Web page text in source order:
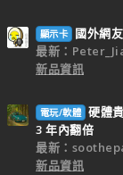
顯示卡
國外網
最新：
新品資訊
電玩/軟體 硬體
3 年內翻倍
最新：
新品資訊